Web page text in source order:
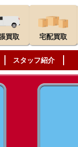
買取 宅配買取
スタッフ紹介